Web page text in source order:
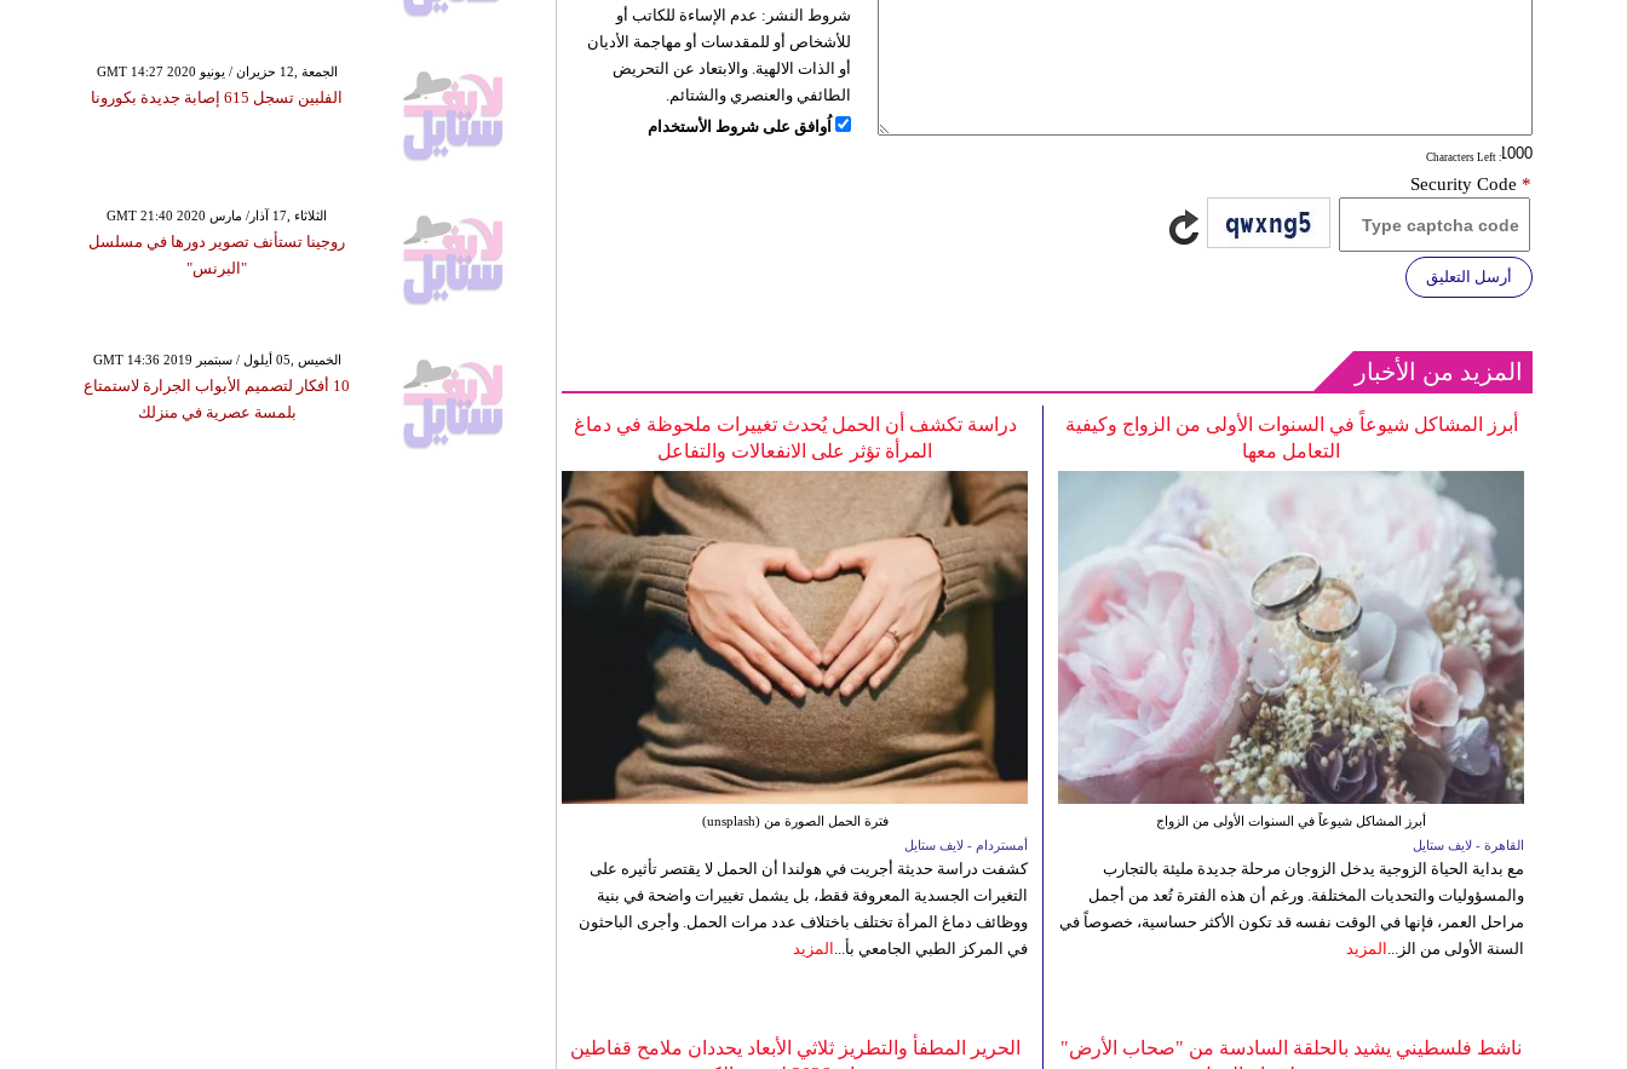
: Characters Left
شروط النشر: عدم الإساءة للكاتب أو
للأشخاص أو للمقدسات أو مهاجمة الأديان
أو الذات الالهية. والابتعاد عن التحريض
الطائفي والعنصري والشتائم.
اُوافق على شروط الأستخدام
Security Code *
أرسل التعليق
المزيد من الأخبار
دراسة تكشف أن الحمل يُحدث تغييرات ملحوظة في دماغ
المرأة تؤثر على الانفعالات والتفاعل
فترة الحمل الصورة من (unsplash)
أمستردام - لايف ستايل
كشفت دراسة حديثة أجريت في هولندا أن الحمل لا يقتصر تأثيره على
التغيرات الجسدية المعروفة فقط، بل يشمل تغييرات واضحة في بنية
ووظائف دماغ المرأة تختلف باختلاف عدد مرات الحمل. وأجرى الباحثون
في المركز الطبي الجامعي بأ... المزيد
أبرز المشاكل شيوعاً في السنوات الأولى من الزواج وكيفية
التعامل معها
أبرز المشاكل شيوعاً في السنوات الأولى من الزواج
القاهرة - لايف ستايل
مع بداية الحياة الزوجية يدخل الزوجان مرحلة جديدة مليئة بالتجارب
والمسؤوليات والتحديات المختلفة. ورغم أن هذه الفترة تُعد من أجمل
مراحل العمر، فإنها في الوقت نفسه قد تكون الأكثر حساسية، خصوصاً في
السنة الأولى من الز... المزيد
الحرير المطفأ والتطريز ثلاثي الأبعاد يحددان ملامح قفاطين
ناشط فلسطيني يشيد بالحلقة السادسة من "صحاب الأرض"
GMT 14:27 2020 الجمعة ,12 حزيران / يونيو
الفلبين تسجل 615 إصابة جديدة بكورونا
GMT 21:40 2020 الثلاثاء ,17 آذار/ مارس
روجينا تستأنف تصوير دورها في مسلسل
"البرنس"
GMT 14:36 2019 الخميس ,05 أيلول / سبتمبر
10 أفكار لتصميم الأبواب الجرارة لاستمتاع
بلمسة عصرية في منزلك